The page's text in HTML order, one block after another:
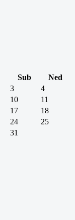
Sub
Ned
3
4
10
11
17
18
24
25
31